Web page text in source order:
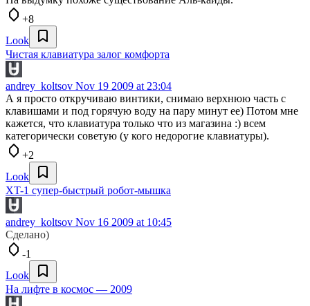
+8
Look
Чистая клавиатура залог комфорта
andrey_koltsov Nov 19 2009 at 23:04
А я просто откручиваю винтики, снимаю верхнюю часть с
клавишами и под горячую воду на пару минут ее) Потом мне
кажется, что клавиатура только что из магазина :) всем
категорически советую (у кого недорогие клавиатуры).
+2
Look
XT-1 супер-быстрый робот-мышка
andrey_koltsov Nov 16 2009 at 10:45
Сделано)
-1
Look
На лифте в космос — 2009